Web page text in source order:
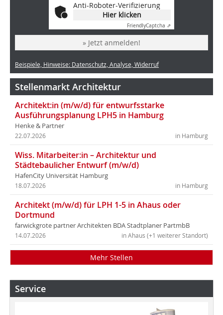
Anti-Roboter-Verifizierung
Hier klicken
FriendlyCaptcha ⇗
» Jetzt anmelden!
Beispiele, Hinweise: Datenschutz, Analyse, Widerruf
Stellenmarkt Architektur
Architekt:in (m/w/d) für entwurfsstarke
Ausführungsplanung LPH5 in Hamburg
Henke & Partner
in Hamburg
22.07.2026
Wiss. Mitarbeiter:in – Architektur und
Städtebaulicher Entwurf (m/w/d)
HafenCity Universität Hamburg
in Hamburg
18.07.2026
Architekt (m/w/d) für LPH 1-5 in Ahaus oder
Dortmund
farwickgrote partner Architekten BDA Stadtplaner PartmbB
in Ahaus (+1 weiterer Standort)
14.07.2026
Mehr Stellen
Service